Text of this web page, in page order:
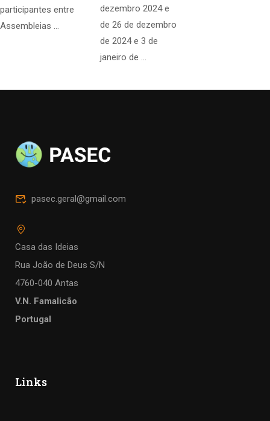
participantes entre
Assembleias …
dezembro 2024 e
de 26 de dezembro
de 2024 e 3 de
janeiro de …
pasec.geral@gmail.com
Casa das Ideias
Rua João de Deus S/N
4760-040 Antas
V.N. Famalicão
Portugal
Links